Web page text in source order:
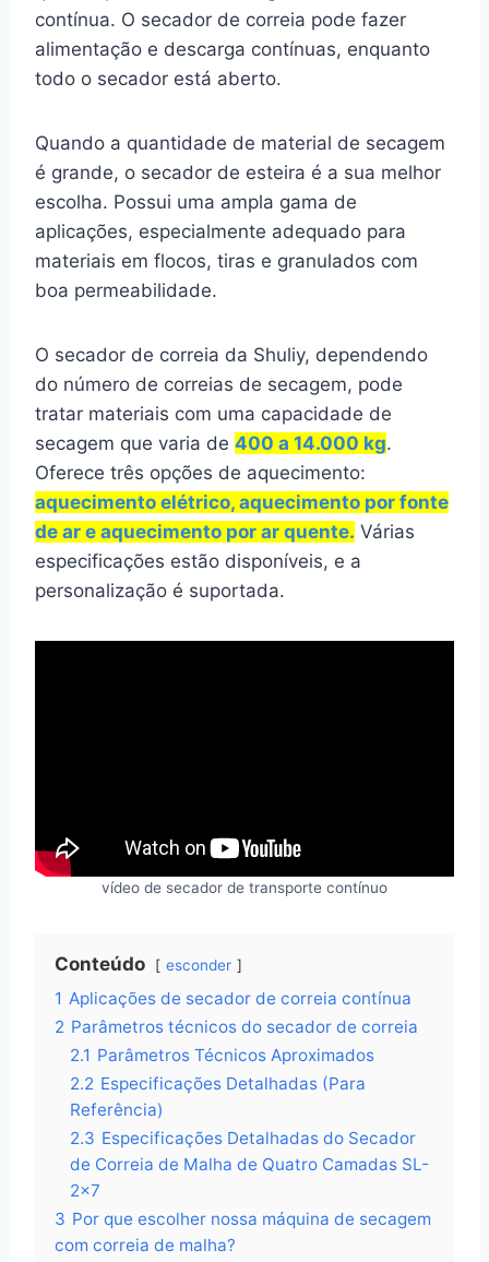
contínua. O secador de correia pode fazer
alimentação e descarga contínuas, enquanto
todo o secador está aberto.
Quando a quantidade de material de secagem
é grande, o secador de esteira é a sua melhor
escolha. Possui uma ampla gama de
aplicações, especialmente adequado para
materiais em flocos, tiras e granulados com
boa permeabilidade.
O secador de correia da Shuliy, dependendo
do número de correias de secagem, pode
tratar materiais com uma capacidade de
secagem que varia de 400 a 14.000 kg.
Oferece três opções de aquecimento:
aquecimento elétrico, aquecimento por fonte
de ar e aquecimento por ar quente. Várias
especificações estão disponíveis, e a
personalização é suportada.
vídeo de secador de transporte contínuo
Conteúdo esconder
1 Aplicações de secador de correia contínua
2 Parâmetros técnicos do secador de correia
2.1 Parâmetros Técnicos Aproximados
2.2 Especificações Detalhadas (Para
Referência)
2.3 Especificações Detalhadas do Secador
de Correia de Malha de Quatro Camadas SL-
2×7
3 Por que escolher nossa máquina de secagem
com correia de malha?